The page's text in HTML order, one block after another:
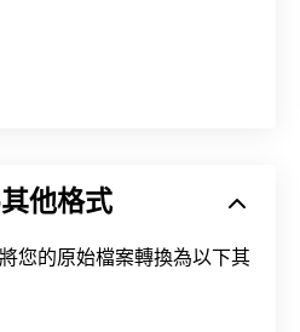
他格式
您的原始檔案轉換為以下其